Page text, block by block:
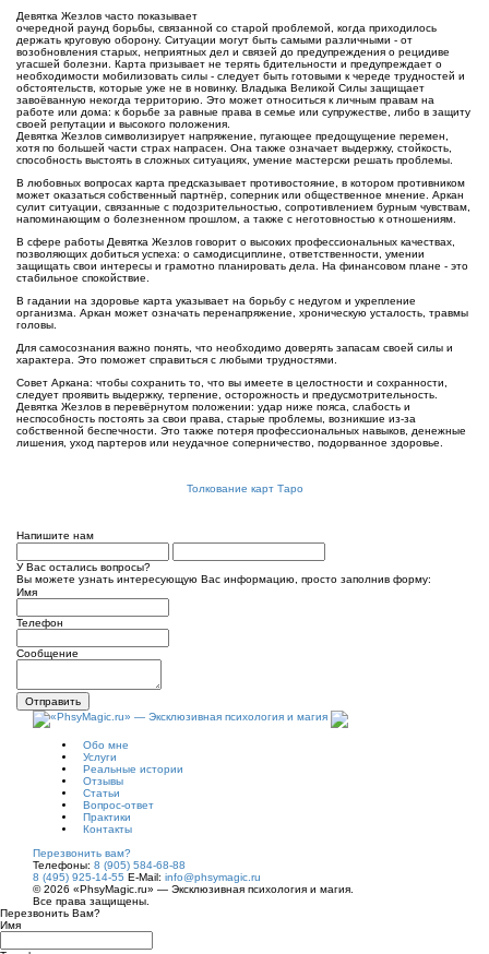
Девятка Жезлов часто показывает
очередной раунд борьбы, связанной со старой проблемой, когда приходилось
держать круговую оборону. Ситуации могут быть самыми различными - от
возобновления старых, неприятных дел и связей до предупреждения о рецидиве
угасшей болезни. Карта призывает не терять бдительности и предупреждает о
необходимости мобилизовать силы - следует быть готовыми к череде трудностей и
обстоятельств, которые уже не в новинку. Владыка Великой Силы защищает
завоёванную некогда территорию. Это может относиться к личным правам на
работе или дома: к борьбе за равные права в семье или супружестве, либо в защиту
своей репутации и высокого положения.
Девятка Жезлов символизирует напряжение, пугающее предощущение перемен,
хотя по большей части страх напрасен. Она также означает выдержку, стойкость,
способность выстоять в сложных ситуациях, умение мастерски решать проблемы.
В любовных вопросах карта предсказывает противостояние, в котором противником
может оказаться собственный партнёр, соперник или общественное мнение. Аркан
сулит ситуации, связанные с подозрительностью, сопротивлением бурным чувствам,
напоминающим о болезненном прошлом, а также с неготовностью к отношениям.
В сфере работы Девятка Жезлов говорит о высоких профессиональных качествах,
позволяющих добиться успеха: о самодисциплине, ответственности, умении
защищать свои интересы и грамотно планировать дела. На финансовом плане - это
стабильное спокойствие.
В гадании на здоровье карта указывает на борьбу с недугом и укрепление
организма. Аркан может означать перенапряжение, хроническую усталость, травмы
головы.
Для самосознания важно понять, что необходимо доверять запасам своей силы и
характера. Это поможет справиться с любыми трудностями.
Совет Аркана: чтобы сохранить то, что вы имеете в целостности и сохранности,
следует проявить выдержку, терпение, осторожность и предусмотрительность.
Девятка Жезлов в перевёрнутом положении: удар ниже пояса, слабость и
неспособность постоять за свои права, старые проблемы, возникшие из-за
собственной беспечности. Это также потеря профессиональных навыков, денежные
лишения, уход партеров или неудачное соперничество, подорванное здоровье.
Толкование карт Таро
Напишите нам
У Вас остались вопросы?
Вы можете узнать интересующую Вас информацию, просто заполнив форму:
Имя
Телефон
Сообщение
Отправить
Обо мне
Услуги
Реальные истории
Отзывы
Статьи
Вопрос-ответ
Практики
Контакты
Перезвонить вам?
Телефоны: 8 (905) 584-68-88
8 (495) 925-14-55 E-Mail: info@phsymagic.ru
© 2026 «PhsyMagic.ru» — Эксклюзивная психология и магия.
Все права защищены.
Перезвонить Вам?
Имя